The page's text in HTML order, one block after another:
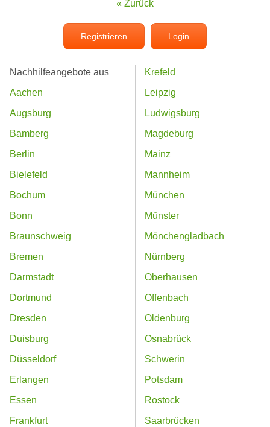
« Zurück
Registrieren Login
Nachhilfeangebote aus
Aachen
Augsburg
Bamberg
Berlin
Bielefeld
Bochum
Bonn
Braunschweig
Bremen
Darmstadt
Dortmund
Dresden
Duisburg
Düsseldorf
Erlangen
Essen
Frankfurt
Krefeld
Leipzig
Ludwigsburg
Magdeburg
Mainz
Mannheim
München
Münster
Mönchengladbach
Nürnberg
Oberhausen
Offenbach
Oldenburg
Osnabrück
Schwerin
Potsdam
Rostock
Saarbrücken